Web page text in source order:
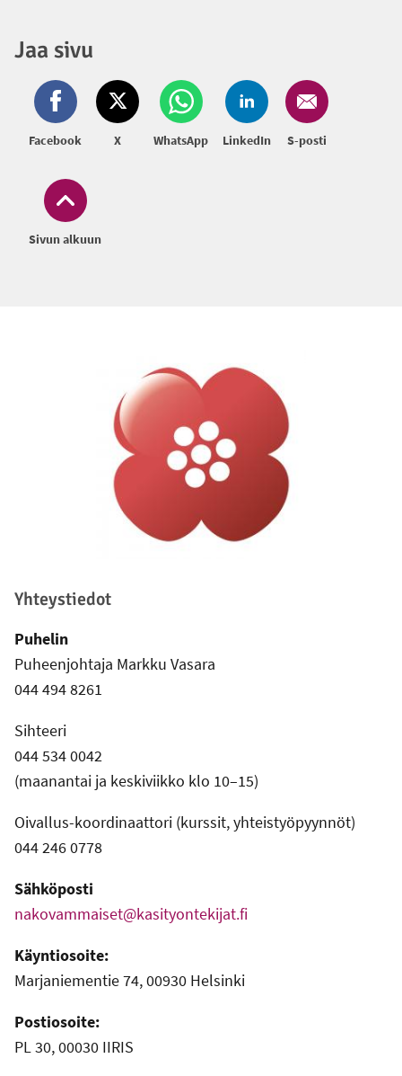
Sivun alkuun
Jaa sivu
Facebook X WhatsApp LinkedIn S-posti
Yhteystiedot
Puhelin
Puheenjohtaja Markku Vasara
044 494 8261
Sihteeri
044 534 0042
(maanantai ja keskiviikko klo 10–15)
Oivallus-koordinaattori (kurssit, yhteistyöpyynnöt)
044 246 0778
Sähköposti
nakovammaiset@kasityontekijat.fi
Käyntiosoite:
Marjaniementie 74, 00930 Helsinki
Postiosoite:
PL 30, 00030 IIRIS